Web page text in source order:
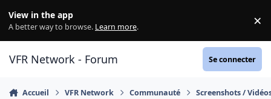
View in the app
A better way to browse. Learn more. ×
VFR Network - Forum Se connecter
Accueil VFR Network Communauté Screenshots /